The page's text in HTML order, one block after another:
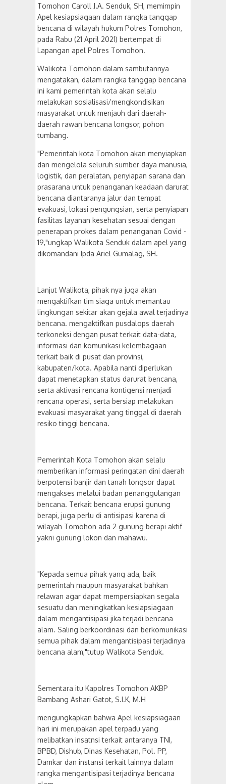
Tomohon Caroll J.A. Senduk, SH, memimpin
Apel kesiapsiagaan dalam rangka tanggap
bencana di wilayah hukum Polres Tomohon,
pada Rabu (21 April 2021) bertempat di
Lapangan apel Polres Tomohon.
Walikota Tomohon dalam sambutannya
mengatakan, dalam rangka tanggap bencana
ini kami pemerintah kota akan selalu
melakukan sosialisasi/mengkondisikan
masyarakat untuk menjauh dari daerah-
daerah rawan bencana longsor, pohon
tumbang.
"Pemerintah kota Tomohon akan menyiapkan
dan mengelola seluruh sumber daya manusia,
logistik, dan peralatan, penyiapan sarana dan
prasarana untuk penanganan keadaan darurat
bencana diantaranya jalur dan tempat
evakuasi, lokasi pengungsian, serta penyiapan
fasilitas layanan kesehatan sesuai dengan
penerapan prokes dalam penanganan Covid -
19,"ungkap Walikota Senduk dalam apel yang
dikomandani Ipda Ariel Gumalag, SH.
Lanjut Walikota, pihak nya juga akan
mengaktifkan tim siaga untuk memantau
lingkungan sekitar akan gejala awal terjadinya
bencana. mengaktifkan pusdalops daerah
terkoneksi dengan pusat terkait data-data,
informasi dan komunikasi kelembagaan
terkait baik di pusat dan provinsi,
kabupaten/kota. Apabila nanti diperlukan
dapat menetapkan status darurat bencana,
serta aktivasi rencana kontigensi menjadi
rencana operasi, serta bersiap melakukan
evakuasi masyarakat yang tinggal di daerah
resiko tinggi bencana.
Pemerintah Kota Tomohon akan selalu
memberikan informasi peringatan dini daerah
berpotensi banjir dan tanah longsor dapat
mengakses melalui badan penanggulangan
bencana. Terkait bencana erupsi gunung
berapi, juga perlu di antisipasi karena di
wilayah Tomohon ada 2 gunung berapi aktif
yakni gunung lokon dan mahawu.
"Kepada semua pihak yang ada, baik
pemerintah maupun masyarakat bahkan
relawan agar dapat mempersiapkan segala
sesuatu dan meningkatkan kesiapsiagaan
dalam mengantisipasi jika terjadi bencana
alam. Saling berkoordinasi dan berkomunikasi
semua pihak dalam mengantisipasi terjadinya
bencana alam,"tutup Walikota Senduk.
Sementara itu Kapolres Tomohon AKBP
Bambang Ashari Gatot, S.I.K, M.H
mengungkapkan bahwa Apel kesiapsiagaan
hari ini merupakan apel terpadu yang
melibatkan insatnsi terkait antaranya TNI,
BPBD, Dishub, Dinas Kesehatan, Pol. PP,
Damkar dan instansi terkait lainnya dalam
rangka mengantisipasi terjadinya bencana